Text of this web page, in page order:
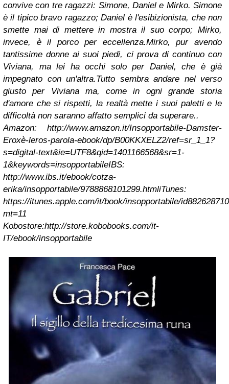
convive con tre ragazzi: Simone, Daniel e Mirko. Simone
è il tipico bravo ragazzo; Daniel è l'esibizionista, che non
smette mai di mettere in mostra il suo corpo; Mirko,
invece, è il porco per eccellenza.Mirko, pur avendo
tantissime donne ai suoi piedi, ci prova di continuo con
Viviana, ma lei ha occhi solo per Daniel, che è già
impegnato con un'altra.Tutto sembra andare nel verso
giusto per Viviana ma, come in ogni grande storia
d'amore che si rispetti, la realtà mette i suoi paletti e le
difficoltà non saranno affatto semplici da superare..
Amazon: http://www.amazon.it/Insopportabile-Damster-
Eroxè-leros-parola-ebook/dp/B00KKXELZ2/ref=sr_1_1?
s=digital-text&ie=UTF8&qid=1401166568&sr=1-
1&keywords=insopportabileIBS:
http://www.ibs.it/ebook/cotza-
erika/insopportabile/9788868101299.htmliTunes:
https://itunes.apple.com/it/book/insopportabile/
mt=11
Kobostore:http://store.kobobooks.com/it-
IT/ebook/insopportabile